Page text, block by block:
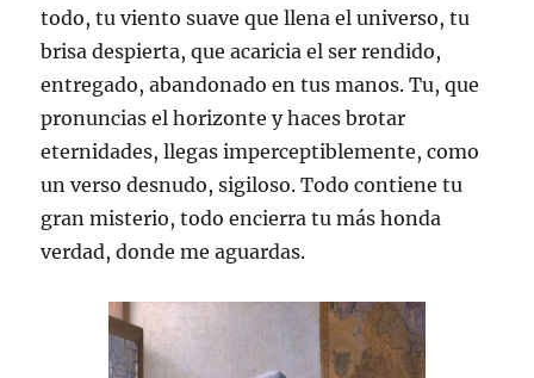
todo, tu viento suave que llena el universo, tu
brisa despierta, que acaricia el ser rendido,
entregado, abandonado en tus manos. Tu, que
pronuncias el horizonte y haces brotar
eternidades, llegas imperceptiblemente, como
un verso desnudo, sigiloso. Todo contiene tu
gran misterio, todo encierra tu más honda
verdad, donde me aguardas.